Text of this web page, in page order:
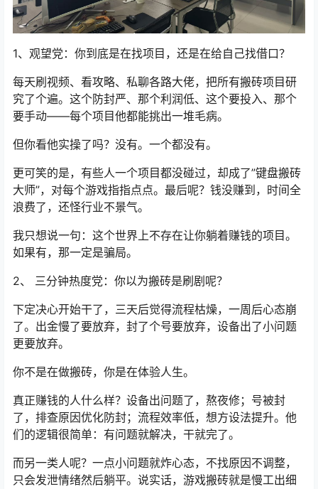
1、观望党：你到底是在找项目，还是在给自己找借口？
每天刷视频、看攻略、私聊各路大佬，把所有搬砖项目研
究了个遍。这个防封严、那个利润低、这个要投入、那个
要手动——每个项目他都能挑出一堆毛病。
但你看他实操了吗？没有。一个都没有。
更可笑的是，有些人一个项目都没碰过，却成了”键盘搬砖
大师”，对每个游戏指指点点。最后呢？钱没赚到，时间全
浪费了，还怪行业不景气。
我只想说一句：这个世界上不存在让你躺着赚钱的项目。
如果有，那一定是骗局。
2、 三分钟热度党：你以为搬砖是刷剧呢？
下定决心开始干了，三天后觉得流程枯燥，一周后心态崩
了。出金慢了要放弃，封了个号要放弃，设备出了小问题
更要放弃。
你不是在做搬砖，你是在体验人生。
真正赚钱的人什么样？设备出问题了，熬夜修；号被封
了，排查原因优化防封；流程效率低，想方设法提升。他
们的逻辑很简单：有问题就解决，干就完了。
而另一类人呢？一点小问题就炸心态，不找原因不调整，
只会发泄情绪然后躺平。说实话，游戏搬砖就是慢工出细